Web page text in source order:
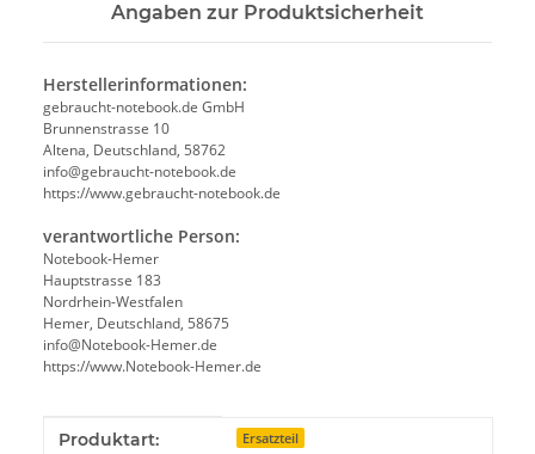
Angaben zur Produktsicherheit
Herstellerinformationen:
gebraucht-notebook.de GmbH
Brunnenstrasse 10
Altena, Deutschland, 58762
info@gebraucht-notebook.de
https://www.gebraucht-notebook.de
verantwortliche Person:
Notebook-Hemer
Hauptstrasse 183
Nordrhein-Westfalen
Hemer, Deutschland, 58675
info@Notebook-Hemer.de
https://www.Notebook-Hemer.de
Produkteigenschaft
Wert
Produktart: Ersatzteil